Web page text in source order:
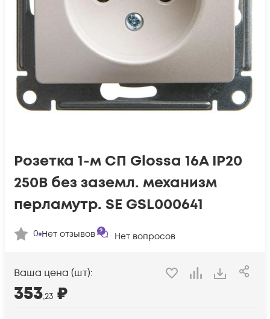
Розетка 1-м СП Glossa 16А IP20
250В без заземл. механизм
перламутр. SE GSL000641
0 Нет отзывов Нет вопросов
Ваша цена (шт):
353,23 ₽